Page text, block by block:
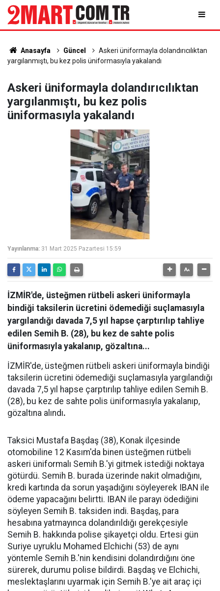
Anasayfa Güncel
Askeri üniformayla dolandırıcılıktan
yargılanmıştı, bu kez polis üniformasıyla yakalandı
Askeri üniformayla dolandırıcılıktan
yargılanmıştı, bu kez polis
üniformasıyla yakalandı
Yayınlanma: 31 Mart 2025 Pazartesi 15:59
İZMİR'de, üsteğmen rütbeli askeri üniformayla
bindiği taksilerin ücretini ödemediği suçlamasıyla
yargılandığı davada 7,5 yıl hapse çarptırılıp tahliye
edilen Semih B. (28), bu kez de sahte polis
üniformasıyla yakalanıp, gözaltına...
İZMİR'de, üsteğmen rütbeli askeri üniformayla bindiği
taksilerin ücretini ödemediği suçlamasıyla yargılandığı
davada 7,5 yıl hapse çarptırılıp tahliye edilen Semih B.
(28), bu kez de sahte polis üniformasıyla yakalanıp,
gözaltına alındı.
Taksici Mustafa Başdaş (38), Konak ilçesinde
otomobiline 12 Kasım'da binen üsteğmen rütbeli
askeri üniformalı Semih B.'yi gitmek istediği noktaya
götürdü. Semih B. burada üzerinde nakit olmadığını,
kredi kartında da sorun yaşadığını söyleyerek IBAN ile
ödeme yapacağını belirtti. IBAN ile parayı ödediğini
söyleyen Semih B. taksiden indi. Başdaş, para
hesabına yatmayınca dolandırıldığı gerekçesiyle
Semih B. hakkında polise şikayetçi oldu. Ertesi gün
Suriye uyruklu Mohamed Elchichi (53) de aynı
yöntemle Semih B.'nin kendisini dolandırdığını öne
sürerek, durumu polise bildirdi. Başdaş ve Elchichi,
meslektaşlarını uyarmak için Semih B.'ye ait araç içi